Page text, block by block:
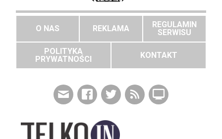
O NAS REKLAMA
REGULAMIN
SERWISU
POLITYKA
PRYWATNOŚCI
KONTAKT